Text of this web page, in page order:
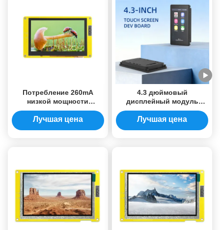
Потребление 260mA
низкой мощности
разрешения модуля
480*272 дисплея LCD
Лучшая цена
4.3 дюймовый
дисплейный модуль
ESP32 с разрешением 480
* 800 и чипом ST7701S для
компактных дисплеев IoT
Лучшая цена